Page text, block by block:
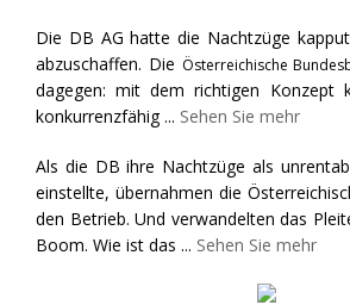
Die DB AG hatte die Nachtzüge
abzuschaffen. Die Österreichische
dagegen: mit dem richtigen Konzept
konkurrenzfähig ... Sehen Sie mehr
Als die DB ihre Nachtzüge als
einstellte, übernahmen die
den Betrieb. Und verwandelten das
Boom. Wie ist das ... Sehen Sie mehr